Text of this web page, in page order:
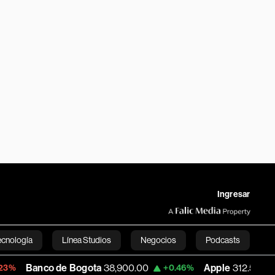
Ingresar
Línea Studios Negocios Podcasts
English
de Bogota 38,900.00 +0.46% Apple 312.53 +0.51%